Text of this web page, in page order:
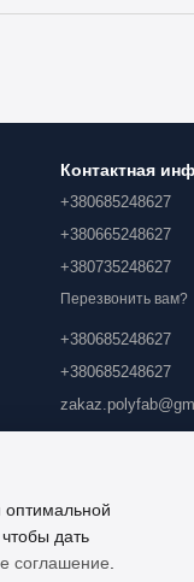
Контактная
+380685248627
+380665248627
+380735248627
Перезвонить вам?
+380685248627
+380685248627
Карта проезда
оптимальной
дать
соглашение